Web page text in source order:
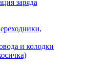
заряда
и колодки